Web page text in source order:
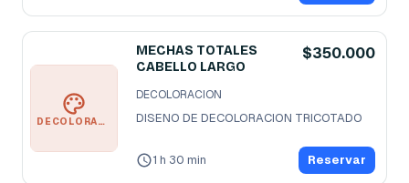
DECOLORACION
MECHAS TOTALES
CABELLO LARGO
$350.000
DECOLORACION
DISENO DE DECOLORACION TRICOTADO
1 h 30 min Reservar